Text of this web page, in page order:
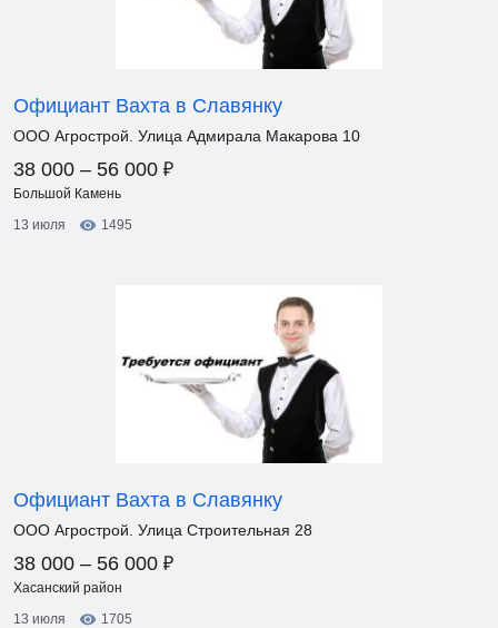
Официант Вахта в Славянку
ООО Агрострой. Улица Адмирала Макарова 10
38 000 – 56 000 ₽
Большой Камень
13 июля
1495
Официант Вахта в Славянку
ООО Агрострой. Улица Строительная 28
38 000 – 56 000 ₽
Хасанский район
13 июля
1705